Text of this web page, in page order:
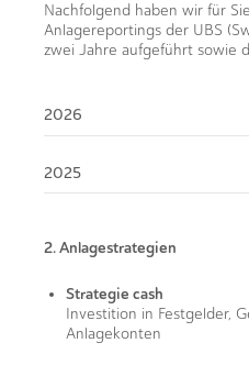
Nachfolgend haben wir für
Anlagereportings der UBS
zwei Jahre aufgeführt sowie
2026
2025
2. Anlagestrategien
Strategie cash
Investition in Festgelder,
Anlagekonten